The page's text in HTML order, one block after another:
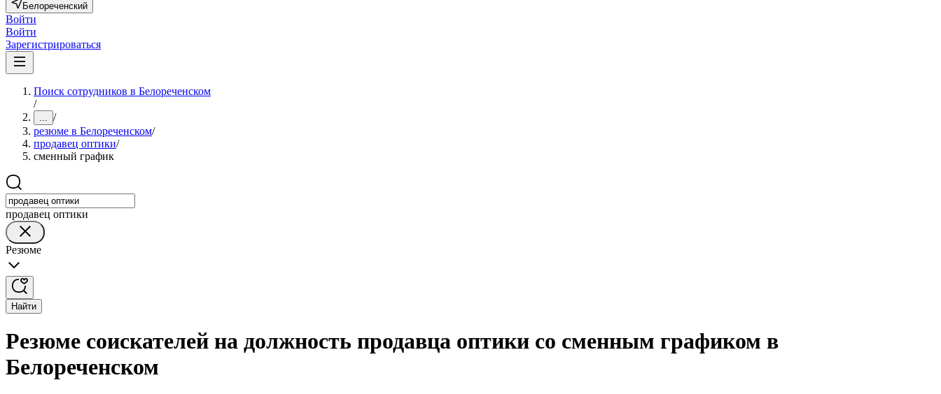
Белореченский
Войти
Войти
Зарегистрироваться
Поиск сотрудников в Белореченском
/
... /
резюме в Белореченском/
продавец оптики/
сменный график
продавец оптики
Резюме
Найти
Резюме соискателей на должность продавца оптики со сменным графиком в
Белореченском